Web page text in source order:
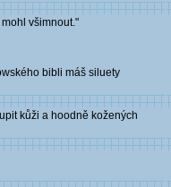
všimnout."
bibli máš siluety
kůži a hoodně kožených